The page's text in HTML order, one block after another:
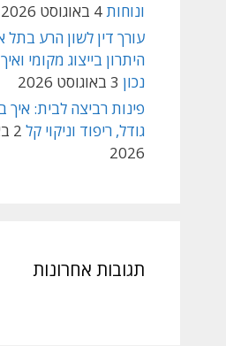
ונוחות4 באוגוסט 2026
עורך דין לשון הרע בתל
היתרון בייצוג מקומי
נכון 3 באוגוסט 2026
פינות רביצה לבית: איך
גודל, ריפוד וניקוי קל
2026
תגובות אחרונות